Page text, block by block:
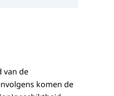
van de
komen de